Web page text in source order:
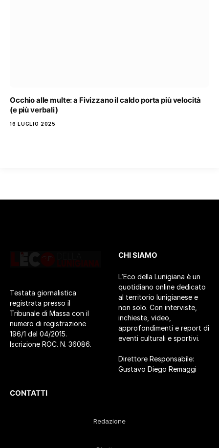
Occhio alle multe: a Fivizzano il caldo porta più velocità
(e più verbali)
16 LUGLIO 2025
Testata giornalistica
registrata presso il
Tribunale di Massa con il
numero di registrazione
196/1 del 04/2015.
Iscrizione ROC. N. 36086.
CHI SIAMO
L’Eco della Lunigiana è un
quotidiano online dedicato
al territorio lunigianese e
non solo. Con interviste,
inchieste, video,
approfondimenti e report di
eventi culturali e sportivi.
Direttore Responsabile:
Gustavo Diego Remaggi
CONTATTI
Redazione